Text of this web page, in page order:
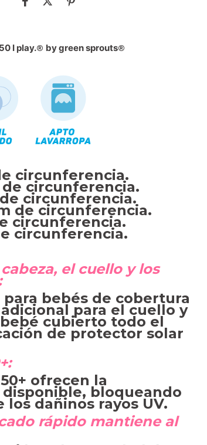
I play.® by green sprouts®
circunferencia.
de circunferencia.
de circunferencia.
de circunferencia.
circunferencia.
circunferencia.
el cuello y los
bebés de cobertura
para el cuello y
cubierto todo el
de protector solar
ofrecen la
bloqueando
los dañinos rayos UV.
rápido mantiene al